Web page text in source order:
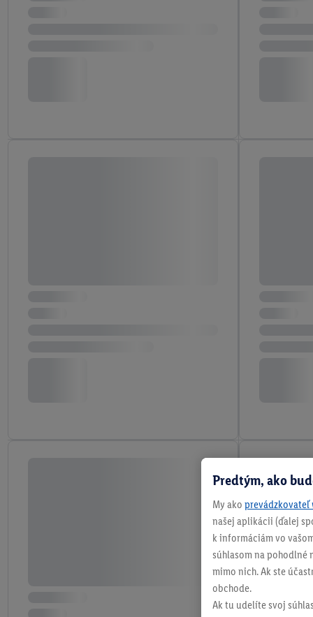
Predtým, ako
My ako prevádzkovateľ
našej aplikácii (ďalej
k informáciám vo
súhlasom na pohodlné
mimo nich. Ak ste
obchode.
Ak tu udelíte svoj